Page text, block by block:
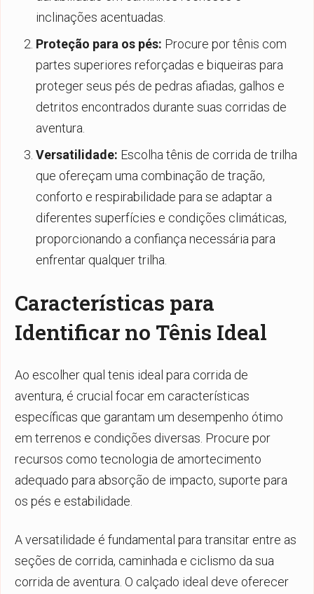
inclinações acentuadas.
Proteção para os pés: Procure por tênis com
partes superiores reforçadas e biqueiras para
proteger seus pés de pedras afiadas, galhos e
detritos encontrados durante suas corridas de
aventura.
Versatilidade: Escolha tênis de corrida de trilha
que ofereçam uma combinação de tração,
conforto e respirabilidade para se adaptar a
diferentes superfícies e condições climáticas,
proporcionando a confiança necessária para
enfrentar qualquer trilha.
Características para
Identificar no Tênis Ideal
Ao escolher qual tenis ideal para corrida de
aventura, é crucial focar em características
específicas que garantam um desempenho ótimo
em terrenos e condições diversas. Procure por
recursos como tecnologia de amortecimento
adequado para absorção de impacto, suporte para
os pés e estabilidade.
A versatilidade é fundamental para transitar entre as
seções de corrida, caminhada e ciclismo da sua
corrida de aventura. O calçado ideal deve oferecer